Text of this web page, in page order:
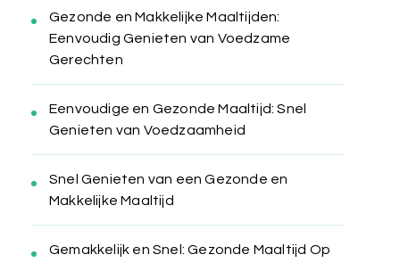
Gezonde en Makkelijke Maaltijden:
Eenvoudig Genieten van Voedzame
Gerechten
Eenvoudige en Gezonde Maaltijd: Snel
Genieten van Voedzaamheid
Snel Genieten van een Gezonde en
Makkelijke Maaltijd
Gemakkelijk en Snel: Gezonde Maaltijd Op